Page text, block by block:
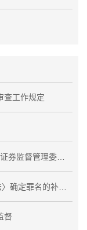
查工作规定
督